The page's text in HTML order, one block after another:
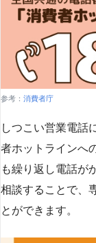
参考： 消費者庁
しつこい営業電話
者ホットラインへ
も繰り返し電話が
相談することで、
とができます​​。